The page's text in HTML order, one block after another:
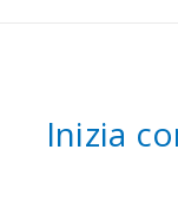
Inizia